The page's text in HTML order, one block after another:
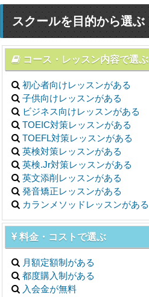
スクールを目的から選ぶ
コース・レッスン内容で選ぶ
初心者向けレッスンがある
子供向けレッスンがある
ビジネス向けレッスンがある
TOEIC対策レッスンがある
TOEFL対策レッスンがある
英検対策レッスンがある
英検.Jr対策レッスンがある
英文添削レッスンがある
発音矯正レッスンがある
カランメソッドレッスンがある
料金・コストで選ぶ
月額定額制がある
都度購入制がある
入会金が無料